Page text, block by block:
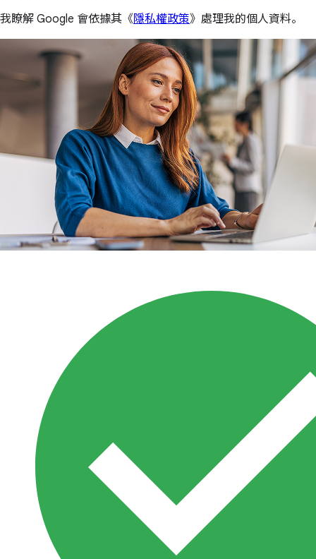
我瞭解 Google 會依據其《隱私權政策》處理我的個人資料。